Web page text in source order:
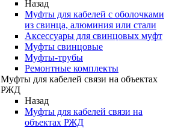
Назад
Муфты для кабелей с оболочками
из свинца, алюминия или стали
Аксессуары для свинцовых муфт
Муфты свинцовые
Муфты-трубы
Ремонтные комплекты
Муфты для кабелей связи на объектах
РЖД
Назад
Муфты для кабелей связи на
объектах РЖД